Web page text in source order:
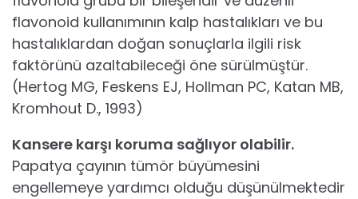
flavonoid kullanımının kalp hastalıkları ve bu
hastalıklardan doğan sonuçlarla ilgili risk
faktörünü azaltabileceği öne sürülmüştür.
(Hertog MG, Feskens EJ, Hollman PC, Katan MB,
Kromhout D., 1993)
Kansere karşı koruma sağlıyor olabilir.
Papatya çayının tümör büyümesini
engellemeye yardımcı olduğu düşünülmektedir